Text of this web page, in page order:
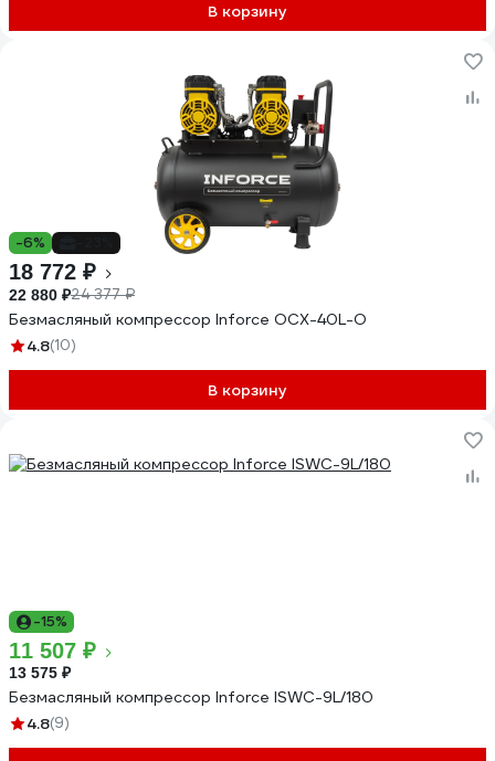
В корзину
-6%
18 772 ₽
22 880 ₽24 377 ₽
Безмасляный компрессор Inforce OCX-40L-O
4.8(10)
В корзину
-15%
11 507 ₽
13 575 ₽
Безмасляный компрессор Inforce ISWC-9L/180
4.8(9)